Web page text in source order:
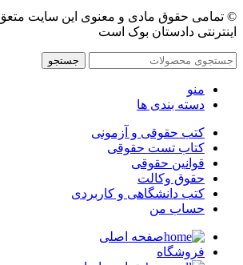
© تمامی حقوق مادی و معنوی این سایت
اینترنتی دادستان بوک است
جستجو
منو
دسته بندی ها
کتب حقوقی و آزمونی
کتاب تست حقوقی
قوانین حقوقی
حقوق وکالت
کتب دانشگاهی و کاربردی
حساب من
صفحه اصلی
فروشگاه